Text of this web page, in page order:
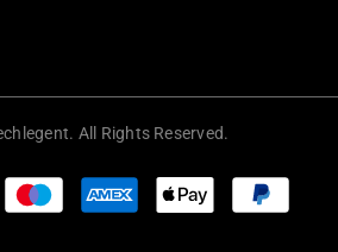
All Rights Reserved.
Payment
methods